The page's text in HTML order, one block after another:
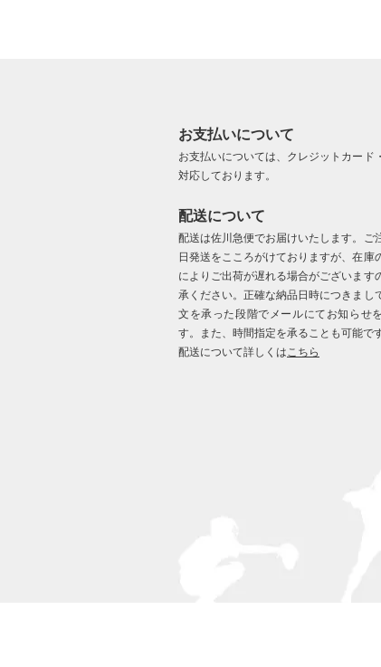
お支払いについて
お支払いについては、クレジットカード
対応しております。
配送について
配送は佐川急便でお届けいたします。ご
日発送をこころがけておりますが、在庫
によりご出荷が遅れる場合がございます
承ください。正確な納品日時につきまし
文を承った段階でメールにてお知らせ
す。また、時間指定を承ることも可能です
配送について詳しくはこちら